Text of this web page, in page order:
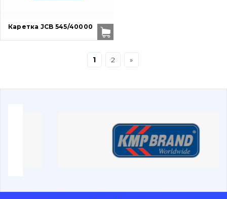
Ковши
Навесное оборудование
Каретка JCB 545/40000
1 2 »